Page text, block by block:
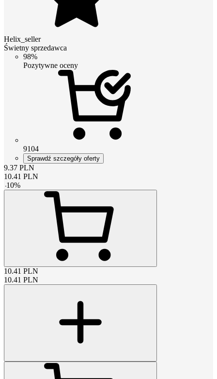
Helix_seller
Świetny sprzedawca
98%
Pozytywne oceny
9104
Sprawdź szczegóły oferty
9.37 PLN
10.41 PLN
-10%
10.41 PLN
10.41 PLN